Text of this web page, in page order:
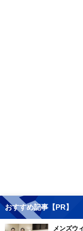
おすすめ記事【PR】
メンズウ